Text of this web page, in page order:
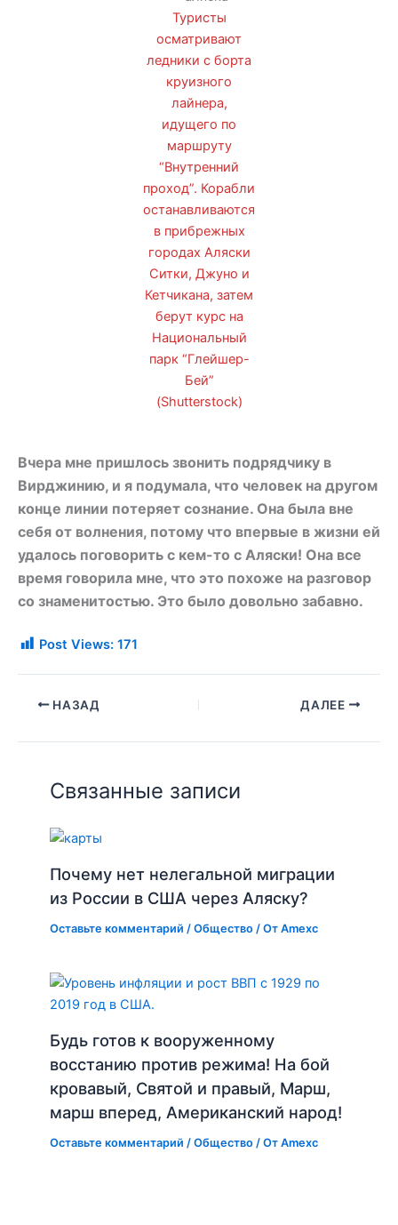
Туристы
осматривают
ледники с борта
круизного
лайнера,
идущего по
маршруту
“Внутренний
проход”. Корабли
останавливаются
в прибрежных
городах Аляски
Ситки, Джуно и
Кетчикана, затем
берут курс на
Национальный
парк “Глейшер-
Бей”
(Shutterstock)
Вчера мне пришлось звонить подрядчику в
Вирджинию, и я подумала, что человек на другом
конце линии потеряет сознание. Она была вне
себя от волнения, потому что впервые в жизни ей
удалось поговорить с кем-то с Аляски! Она все
время говорила мне, что это похоже на разговор
со знаменитостью. Это было довольно забавно.
Post Views: 171
НАЗАД ДАЛЕЕ
Связанные записи
Почему нет нелегальной миграции
из России в США через Аляску?
Оставьте комментарий /Общество / ОтAmexc
Будь готов к вооруженному
восстанию против режима! На бой
кровавый, Святой и правый, Марш,
марш вперед, Американский народ!
Оставьте комментарий /Общество / ОтAmexc